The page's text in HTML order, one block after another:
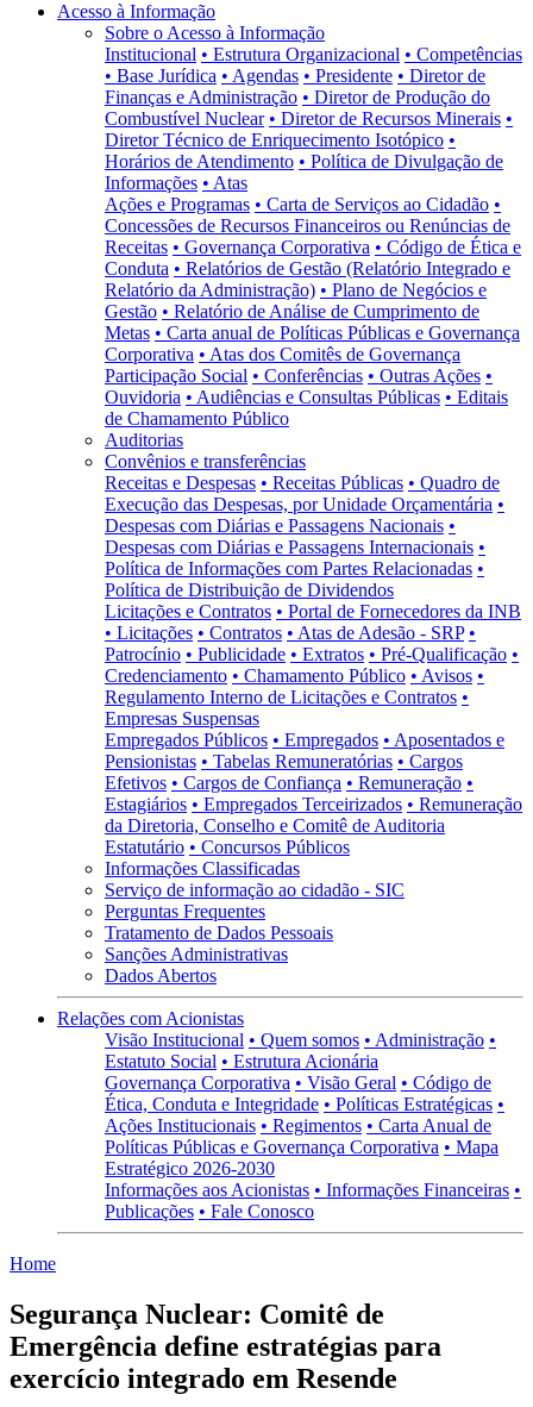
Acesso à Informação
Sobre o Acesso à Informação
Institucional • Estrutura Organizacional • Competências
• Base Jurídica • Agendas • Presidente • Diretor de
Finanças e Administração • Diretor de Produção do
Combustível Nuclear • Diretor de Recursos Minerais •
Diretor Técnico de Enriquecimento Isotópico •
Horários de Atendimento • Política de Divulgação de
Informações • Atas
Ações e Programas • Carta de Serviços ao Cidadão •
Concessões de Recursos Financeiros ou Renúncias de
Receitas • Governança Corporativa • Código de Ética e
Conduta • Relatórios de Gestão (Relatório Integrado e
Relatório da Administração) • Plano de Negócios e
Gestão • Relatório de Análise de Cumprimento de
Metas • Carta anual de Políticas Públicas e Governança
Corporativa • Atas dos Comitês de Governança
Participação Social • Conferências • Outras Ações •
Ouvidoria • Audiências e Consultas Públicas • Editais
de Chamamento Público
Auditorias
Convênios e transferências
Receitas e Despesas • Receitas Públicas • Quadro de
Execução das Despesas, por Unidade Orçamentária •
Despesas com Diárias e Passagens Nacionais •
Despesas com Diárias e Passagens Internacionais •
Política de Informações com Partes Relacionadas •
Política de Distribuição de Dividendos
Licitações e Contratos • Portal de Fornecedores da INB
• Licitações • Contratos • Atas de Adesão - SRP •
Patrocínio • Publicidade • Extratos • Pré-Qualificação •
Credenciamento • Chamamento Público • Avisos •
Regulamento Interno de Licitações e Contratos •
Empresas Suspensas
Empregados Públicos • Empregados • Aposentados e
Pensionistas • Tabelas Remuneratórias • Cargos
Efetivos • Cargos de Confiança • Remuneração •
Estagiários • Empregados Terceirizados • Remuneração
da Diretoria, Conselho e Comitê de Auditoria
Estatutário • Concursos Públicos
Informações Classificadas
Serviço de informação ao cidadão - SIC
Perguntas Frequentes
Tratamento de Dados Pessoais
Sanções Administrativas
Dados Abertos
Relações com Acionistas
Visão Institucional • Quem somos • Administração •
Estatuto Social • Estrutura Acionária
Governança Corporativa • Visão Geral • Código de
Ética, Conduta e Integridade • Políticas Estratégicas •
Ações Institucionais • Regimentos • Carta Anual de
Políticas Públicas e Governança Corporativa • Mapa
Estratégico 2026-2030
Informações aos Acionistas • Informações Financeiras •
Publicações • Fale Conosco
Home
Segurança Nuclear: Comitê de
Emergência define estratégias para
exercício integrado em Resende